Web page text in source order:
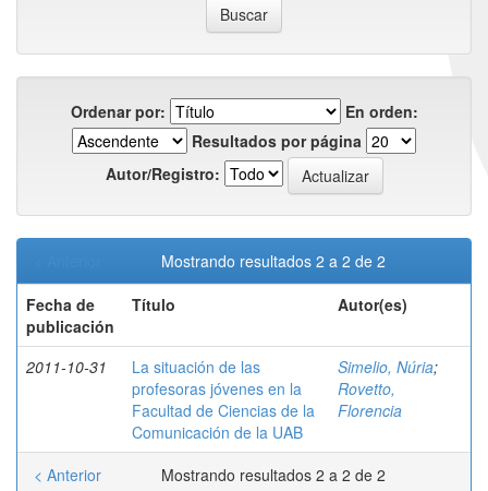
Ordenar por:
En orden:
Resultados por página
Autor/Registro:
Mostrando resultados 2 a 2 de 2
Fecha de
publicación
Título Autor(es)
2011-10-31
La situación de las
profesoras jóvenes en la
Facultad de Ciencias de la
Comunicación de la UAB
Simelio, Núria;
Rovetto,
Florencia
Mostrando resultados 2 a 2 de 2
< Anterior